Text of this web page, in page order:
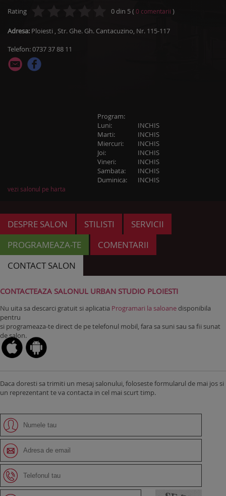
Rating 0din 5( 0 comentarii )
Adresa: Ploiesti , Str. Ghe. Gh. Cantacuzino, Nr. 115-117
Telefon: 0737 37 88 11
Program:
Luni:
INCHIS
Marti:
INCHIS
Miercuri:
INCHIS
Joi:
INCHIS
Vineri:
INCHIS
Sambata:
INCHIS
Duminica:
INCHIS
vezi salonul pe harta
DESPRE SALON STILISTI
SERVICII
PROGRAMEAZA-TE
COMENTARII
CONTACT SALON
CONTACTEAZA SALONUL URBAN STUDIO PLOIESTI
Nu uita sa descarci gratuit si aplicatia Programari la saloane disponibila
pentru
si programeaza-te direct de pe telefonul mobil, fara sa suni sau sa fii sunat
de salon.
Daca doresti sa trimiti un mesaj salonului, foloseste formularul de mai jos si
un reprezentant te va contacta in cel mai scurt timp.